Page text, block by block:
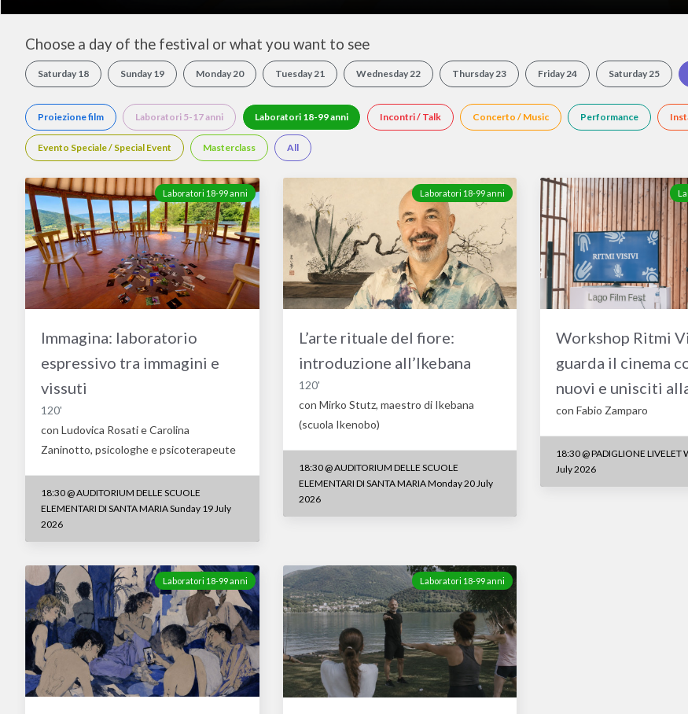
Choose a day of the festival or what you want to see
Saturday 18 Sunday 19 Monday 20 Tuesday 21 Wednesday 22 Thursday 23 Friday 24 Saturday 25
Proiezione film Laboratori 5-17 anni Laboratori 18-99 anni Incontri / Talk Concerto / Music Performance
Evento Speciale / Special Event Masterclass All
Laboratori 18-99 anni
Immagina: laboratorio
espressivo tra immagini e
vissuti
120'
con Ludovica Rosati e Carolina
Zaninotto, psicologhe e psicoterapeute
18:30 @AUDITORIUM DELLE SCUOLE
ELEMENTARI DI SANTA MARIA Sunday 19 July
2026
Laboratori 18-99 anni
L’arte rituale del fiore:
introduzione all’Ikebana
120'
con Mirko Stutz, maestro di Ikebana
(scuola Ikenobo)
18:30 @AUDITORIUM DELLE SCUOLE
ELEMENTARI DI SANTA MARIA Monday 20 July
2026
Workshop Ritmi
guarda il cinema
nuovi e unisciti
con Fabio Zamparo
18:30 @PADIGLIONE LIVELET
July 2026
Laboratori 18-99 anni Laboratori 18-99 anni